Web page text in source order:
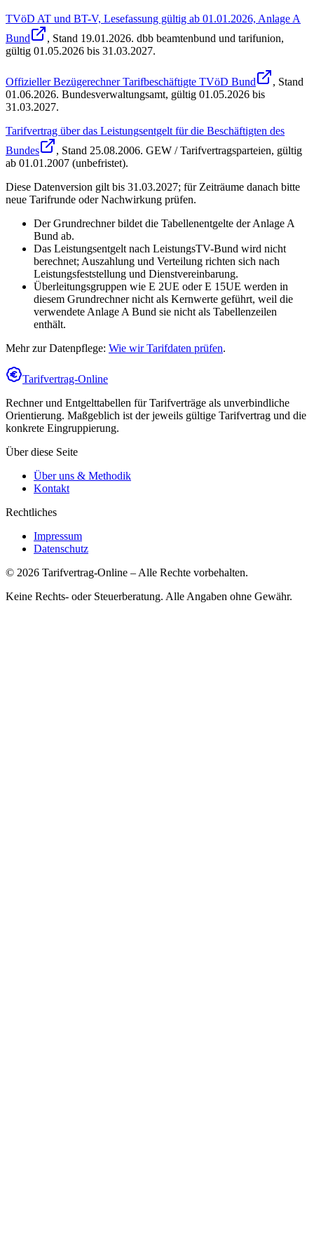
TVöD AT und BT-V, Lesefassung gültig ab 01.01.2026, Anlage A
Bund
, Stand 19.01.2026. dbb beamtenbund und tarifunion,
gültig 01.05.2026 bis 31.03.2027.
Offizieller Bezügerechner Tarifbeschäftigte TVöD Bund
, Stand
01.06.2026. Bundesverwaltungsamt, gültig 01.05.2026 bis
31.03.2027.
Tarifvertrag über das Leistungsentgelt für die Beschäftigten des
Bundes
, Stand 25.08.2006. GEW / Tarifvertragsparteien, gültig
ab 01.01.2007 (unbefristet).
Diese Datenversion gilt bis 31.03.2027; für Zeiträume danach bitte
neue Tarifrunde oder Nachwirkung prüfen.
Der Grundrechner bildet die Tabellenentgelte der Anlage A
Bund ab.
Das Leistungsentgelt nach LeistungsTV-Bund wird nicht
berechnet; Auszahlung und Verteilung richten sich nach
Leistungsfeststellung und Dienstvereinbarung.
Überleitungsgruppen wie E 2UE oder E 15UE werden in
diesem Grundrechner nicht als Kernwerte geführt, weil die
verwendete Anlage A Bund sie nicht als Tabellenzeilen
enthält.
Mehr zur Datenpflege: Wie wir Tarifdaten prüfen.
Tarifvertrag-Online
Rechner und Entgelttabellen für Tarifverträge als unverbindliche
Orientierung. Maßgeblich ist der jeweils gültige Tarifvertrag und die
konkrete Eingruppierung.
Über diese Seite
Über uns & Methodik
Kontakt
Rechtliches
Impressum
Datenschutz
© 2026 Tarifvertrag-Online – Alle Rechte vorbehalten.
Keine Rechts- oder Steuerberatung. Alle Angaben ohne Gewähr.